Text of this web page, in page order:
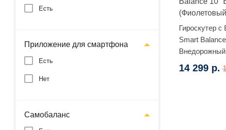
Есть
Приложение для смартфона
Есть
Нет
Самобаланс
Гироскутер с
Smart
космос)
14 299 р.